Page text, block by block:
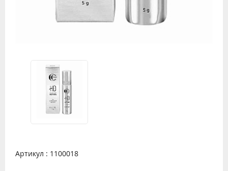
Артикул : 1100018